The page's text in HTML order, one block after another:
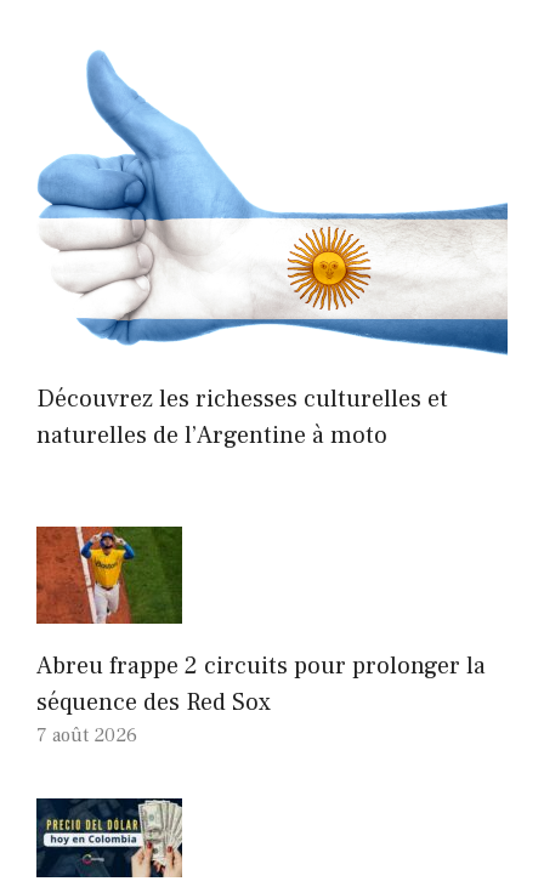
Découvrez les richesses culturelles et
naturelles de l’Argentine à moto
Abreu frappe 2 circuits pour prolonger la
séquence des Red Sox
7 août 2026